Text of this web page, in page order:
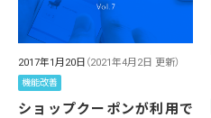
2017年1月20日 （2021年4月2日 更新）
機能改善
ショップクーポンが利用で